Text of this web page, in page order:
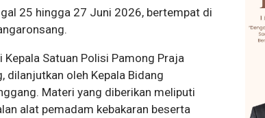
25 hingga 27 Juni 2026, bertempat di
Satuan Polisi Pamong Praja
dilanjutkan oleh Kepala Bidang
Materi yang diberikan meliputi
alat pemadam kebakaran beserta